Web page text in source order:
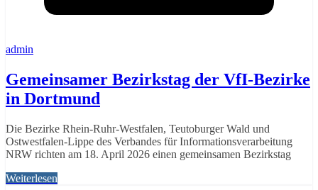
admin
Gemeinsamer Bezirkstag der VfI‑Bezirke
in Dortmund
Die Bezirke Rhein‑Ruhr‑Westfalen, Teutoburger Wald und
Ostwestfalen‑Lippe des Verbandes für Informationsverarbeitung
NRW richten am 18. April 2026 einen gemeinsamen Bezirkstag
Weiterlesen